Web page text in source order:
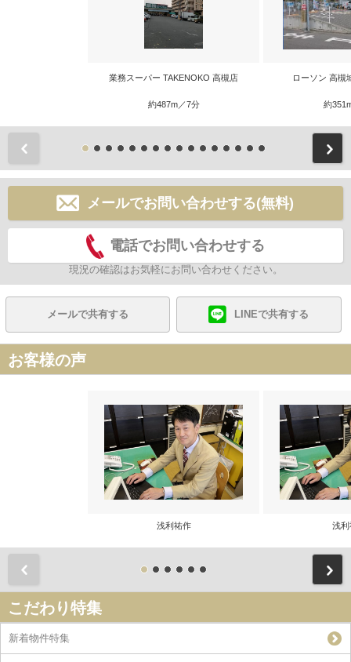
業務スーパー TAKENOKO 高槻店
約487m／7分
ローソン 高槻
約
メールでお問い合わせする(無料)
電話でお問い合わせする
現況の確認はお気軽にお問い合わせください。
メールで共有する LINEで共有する
お客様の声
浅利祐作 浅利
こだわり特集
新着物件特集